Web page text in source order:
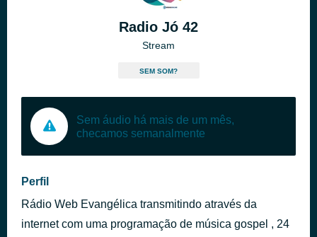
Radio Jó 42
Stream
SEM SOM?
Sem áudio há mais de um mês,
checamos semanalmente
Perfil
Rádio Web Evangélica transmitindo através da
internet com uma programação de música gospel , 24